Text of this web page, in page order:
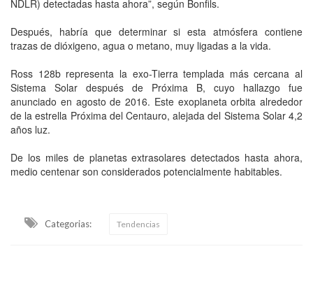
NDLR) detectadas hasta ahora”, según Bonfils.
Después, habría que determinar si esta atmósfera contiene
trazas de dióxigeno, agua o metano, muy ligadas a la vida.
Ross 128b representa la exo-Tierra templada más cercana al
Sistema Solar después de Próxima B, cuyo hallazgo fue
anunciado en agosto de 2016. Este exoplaneta orbita alrededor
de la estrella Próxima del Centauro, alejada del Sistema Solar 4,2
años luz.
De los miles de planetas extrasolares detectados hasta ahora,
medio centenar son considerados potencialmente habitables.
Categorias: Tendencias